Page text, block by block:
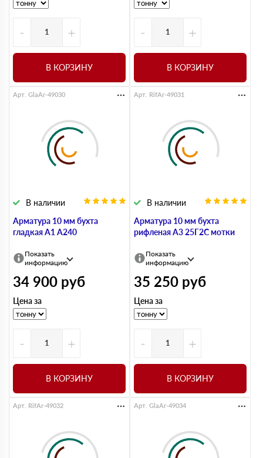
- +
В КОРЗИНУ
- +
В КОРЗИНУ
Арматура 10 мм бухта
гладкая А1 А240
В наличии
Арт. GlaAr-49030
Показать
информацию
34 900 руб
Цена за
- +
В КОРЗИНУ
Арматура 10 мм бухта
рифленая А3 25Г2С мотки
В наличии
Арт. RifAr-49031
Показать
информацию
35 250 руб
Цена за
- +
В КОРЗИНУ
Арт. RifAr-49032 Арт. GlaAr-49034